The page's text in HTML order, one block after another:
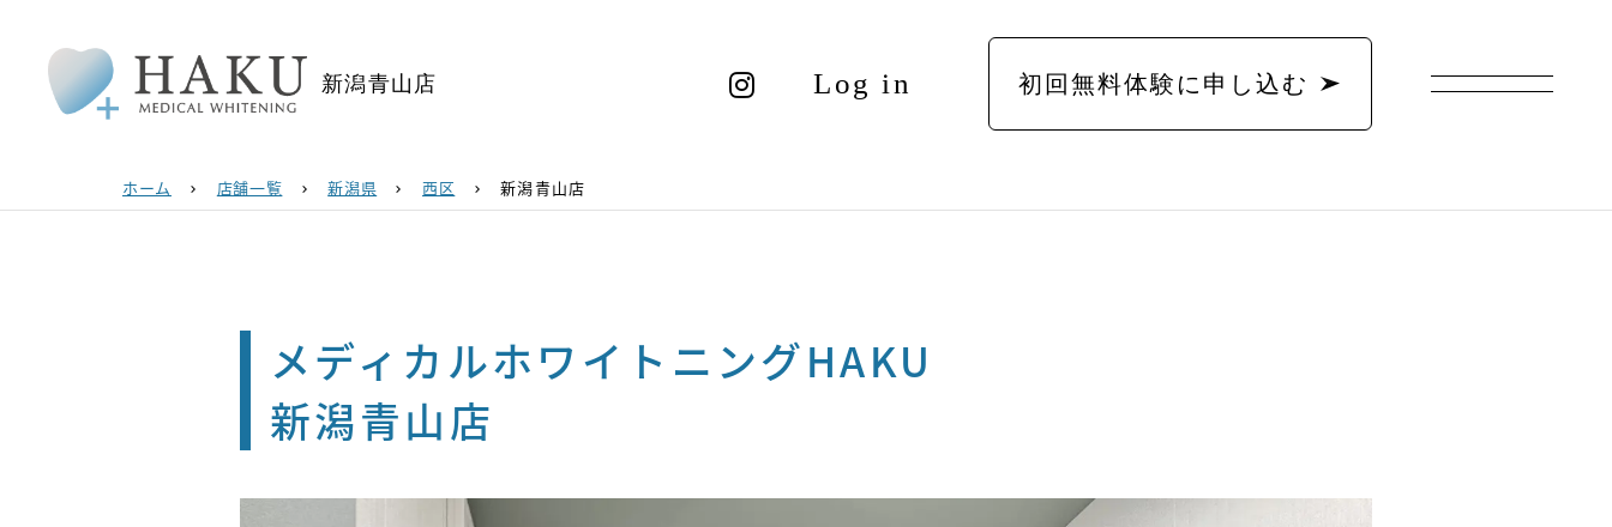
新潟青山店 Log in 初回無料体験に申し込む
ホーム chevron_right 店舗一覧 chevron_right 新潟県 chevron_right 西区 chevron_right 新潟青山店
メディカルホワイトニングHAKU
新潟青山店